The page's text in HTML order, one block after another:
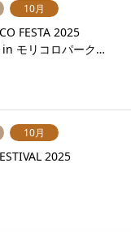
10月
FESTA 2025
モリコロパーク…
10月
2025